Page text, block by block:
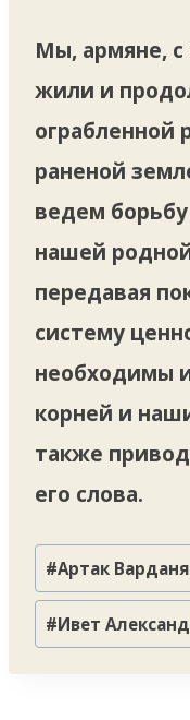
Мы, армяне,
жили и
ограбленной
раненой
ведем
нашей
передавая
систему
необходимы
корней и
также
его слова.
Метки
записи:
#Артак
#Ивет